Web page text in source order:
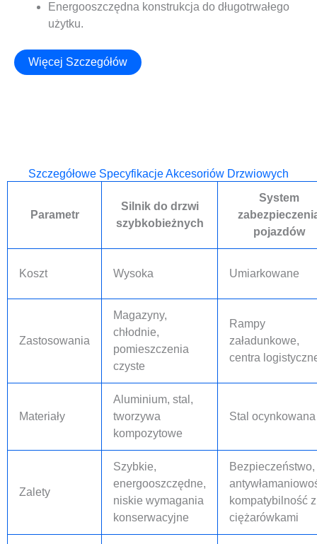
Energooszczędna konstrukcja do długotrwałego
użytku.
Więcej Szczegółów
Szczegółowe Specyfikacje Akcesoriów Drzwiowych
Parametr
Silnik do drzwi
szybkobieżnych
System
pojazdów
Koszt Wysoka Umiarkowane
Zastosowania
Magazyny,
chłodnie,
pomieszczenia
czyste
Rampy
załadunkowe,
centra
Materiały
Aluminium, stal,
tworzywa
kompozytowe
Stal ocynkowana
Zalety
Szybkie,
energooszczędne,
niskie wymagania
konserwacyjne
Bezpieczeństwo,
kompatybilność z
ciężarówkami